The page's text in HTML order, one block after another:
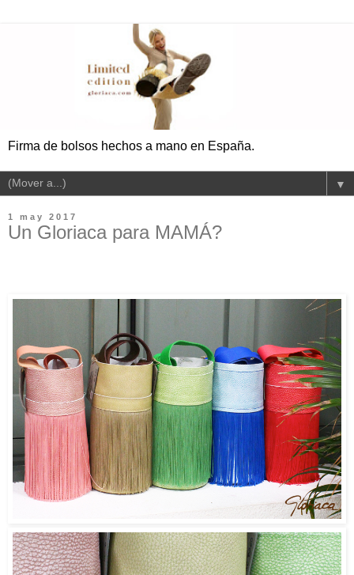
Firma de bolsos hechos a mano en España.
▼
1 may 2017
Un Gloriaca para MAMÁ?